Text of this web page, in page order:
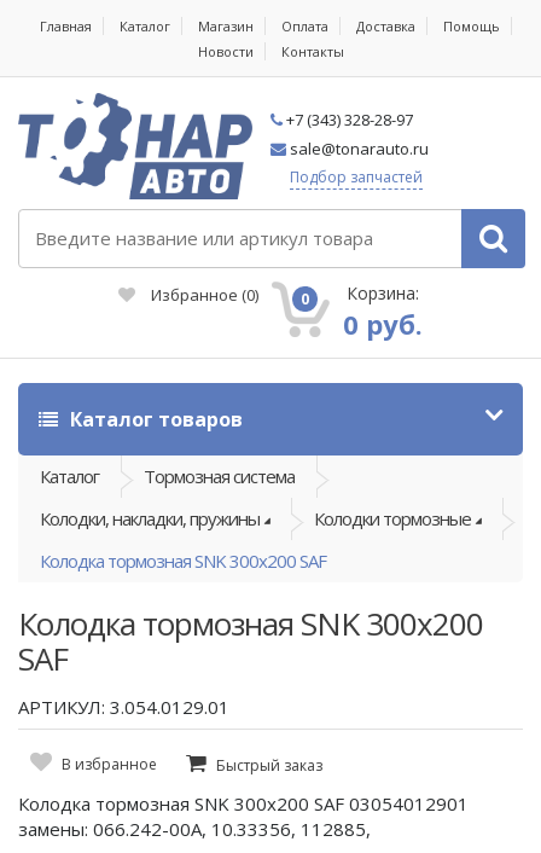
Главная Каталог Магазин Оплата Доставка
Помощь
Новости
Контакты
+7 (343) 328-28-97
sale@tonarauto.ru
Подбор запчастей
Избранное (0) 0 Корзина:
0 руб.
Каталог товаров
Каталог
Тормозная система
Колодки, накладки, пружины
Колодки тормозные
Колодка тормозная SNK 300x200 SAF
Колодка тормозная SNK 300x200
SAF
АРТИКУЛ: 3.054.0129.01
В избранное Быстрый заказ
Колодка тормозная SNK 300x200 SAF 03054012901
замены: 066.242-00A, 10.33356, 112885,